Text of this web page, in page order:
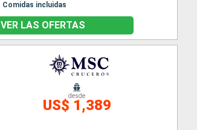
Comidas incluidas
VER LAS OFERTAS
desde
US$ 1,389